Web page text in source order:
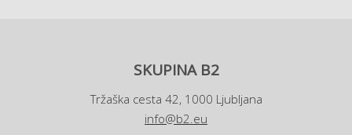
SKUPINA B2
Tržaška cesta 42, 1000 Ljubljana
info@b2.eu